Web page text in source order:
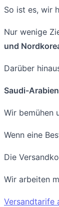
So ist es, wir
Nur wenige
und
Darüber
Saudi-
Wir bemühen
Wenn eine
Die
Wir arbeiten
Versandtarife